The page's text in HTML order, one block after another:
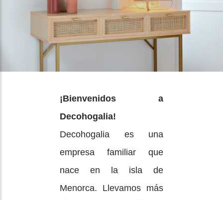
¡Bienvenidos a
Decohogalia!
Decohogalia es una
empresa familiar que
nace en la isla de
Menorca. Llevamos más